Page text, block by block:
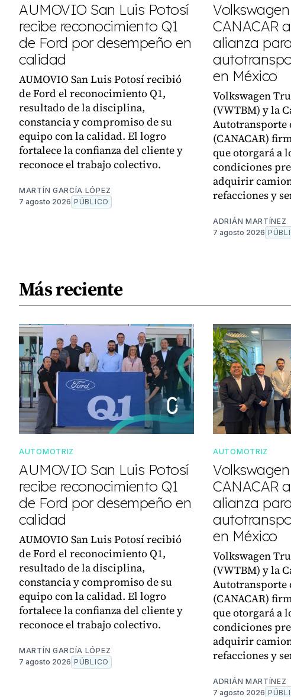
AUMOVIO San Luis Potosí
recibe reconocimiento Q1
de Ford por desempeño en
calidad
AUMOVIO San Luis Potosí recibió
de Ford el reconocimiento Q1,
resultado de la disciplina,
constancia y compromiso de su
equipo con la calidad. El logro
fortalece la confianza del cliente y
reconoce el trabajo colectivo.
MARTÍN GARCÍA LÓPEZ
7 agosto 2026 PÚBLICO
CANACAR
alianza
en México
Volkswagen
(VWTBM) y la
Autotransporte
(CANACAR)
que otorgará a
condiciones
adquirir
refacciones y
ADRIÁN MARTÍNEZ
7 agosto 2026
Más reciente
AUTOMOTRIZ
AUMOVIO San Luis Potosí
recibe reconocimiento Q1
de Ford por desempeño en
calidad
AUMOVIO San Luis Potosí recibió
de Ford el reconocimiento Q1,
resultado de la disciplina,
constancia y compromiso de su
equipo con la calidad. El logro
fortalece la confianza del cliente y
reconoce el trabajo colectivo.
MARTÍN GARCÍA LÓPEZ
7 agosto 2026 PÚBLICO
AUTOMOTRIZ
CANACAR
alianza
en México
Volkswagen
(VWTBM) y la
Autotransporte
(CANACAR)
que otorgará a
condiciones
adquirir
refacciones y
ADRIÁN MARTÍNEZ
7 agosto 2026